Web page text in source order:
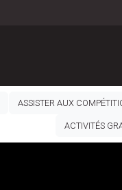
ASSISTER AUX
ACTIVITÉS